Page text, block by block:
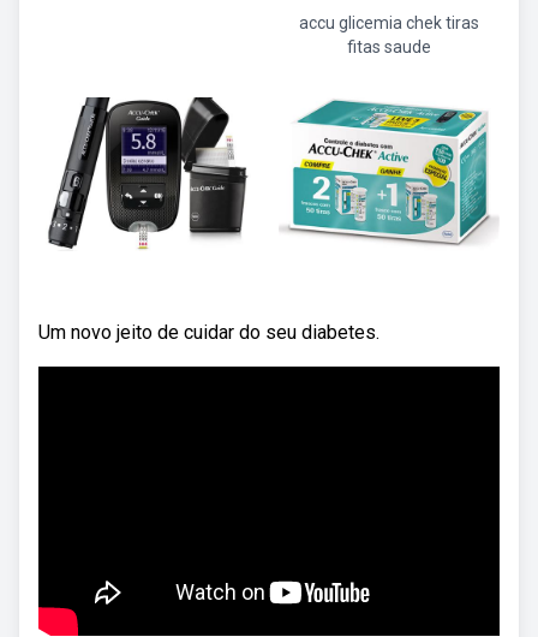
accu glicemia chek tiras
fitas saude
Um novo jeito de cuidar do seu diabetes.